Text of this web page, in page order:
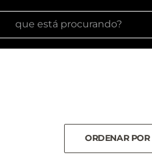
está procurando?
ORDENAR POR